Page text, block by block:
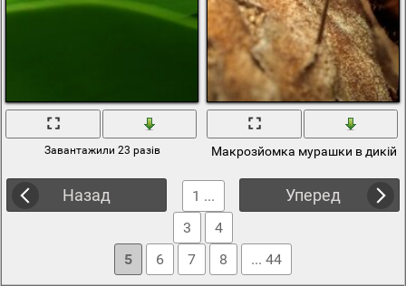
Завантажили 23 разів Макрозйомка мурашки в дикій
Назад Уперед
1 ...
3
4
5
6 7 8 ... 44